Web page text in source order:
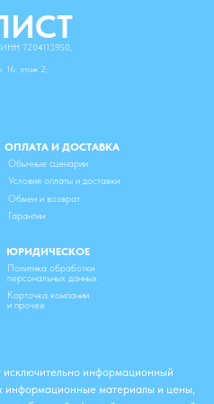
Обмен и возврат
Гарантии
Условия оплаты и доставки
Обычные сценарии
ОПЛАТА И ДОСТАВКА
Политика обработки
персональных данных
ЮРИДИЧЕСКОЕ
Карточка компании
и прочее
7204113950,
16, этаж 2;
исключительно информационный
информационные материалы и цены,